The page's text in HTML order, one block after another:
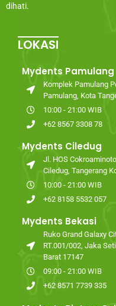
dihati.
LOKASI
Mydents Pamulang
Komplek Pamulang
Pamulang, Kota
10:00 - 21:00 WIB
+62 8567 3308 78
Mydents Ciledug
Jl. HOS
Ciledug, Tangerang
10:00 - 21:00 WIB
+62 8158 5532 057
Mydents Bekasi
Ruko Grand Galaxy
RT.001/002, Jaka
Barat 17147
09:00 - 21:00 WIB
+62 8571 7739 335